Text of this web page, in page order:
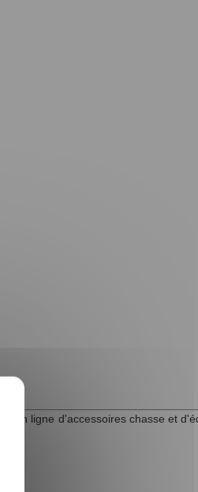
en ligne d'accessoires chasse et